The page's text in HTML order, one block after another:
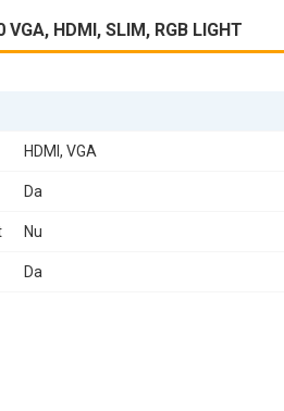
dacă lucrați cu un laptop sau
să se integreze perfect în orice mediu
este alegerea perfectă pentru a
HDMI, SLIM, RGB LIGHT
HDMI, VGA
Da
Nu
Da